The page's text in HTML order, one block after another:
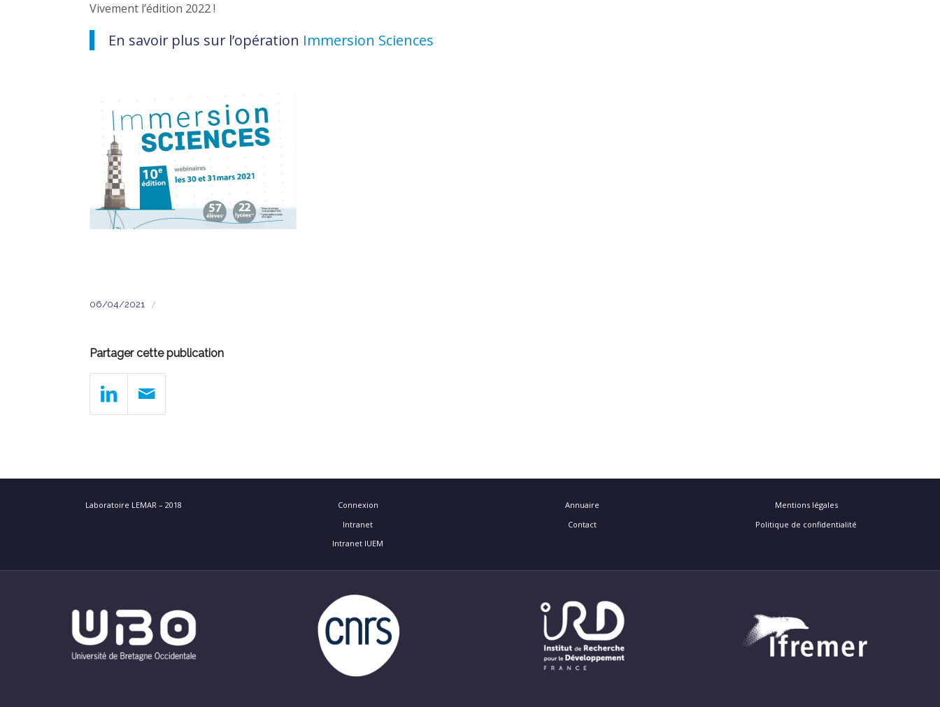
Vivement l’édition 2022 !
En savoir plus sur l’opération Immersion Sciences
06/04/2021 /
Partager cette publication
Laboratoire LEMAR – 2018
Connexion
Intranet
Intranet IUEM
Annuaire
Contact
Mentions légales
Politique de confidentialité